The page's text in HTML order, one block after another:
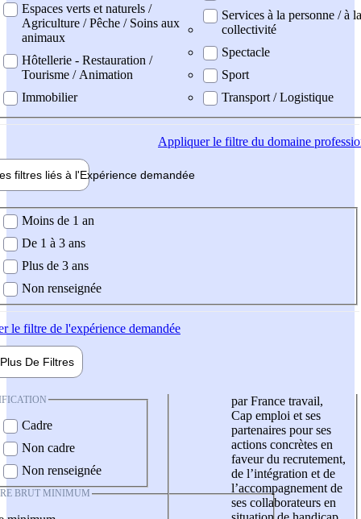
Espaces verts et naturels /
Agriculture / Pêche / Soins aux
animaux
Hôtellerie - Restauration /
Tourisme / Animation
Immobilier
Services à la personne / à la
collectivité
Spectacle
Sport
Transport / Logistique
Appliquerle filtre du domaine
filtres liés à l'Expérience demandée
demandée
Moins de 1 an
De 1 à 3 ans
Plus de 3 ans
Non renseignée
le filtre de l'expérience demandée
Plus De Filtres
Cadre
Non cadre
Non renseignée
BRUT MINIMUM
par France travail,
Cap emploi et ses
partenaires pour ses
actions concrètes en
faveur du recrutement,
de l’intégration et de
l’accompagnement de
ses collaborateurs en